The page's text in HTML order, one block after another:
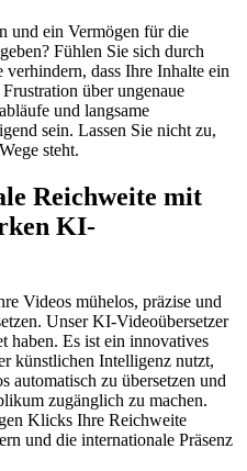
und ein Vermögen für die
Fühlen Sie sich durch
verhindern, dass Ihre Inhalte ein
über ungenaue
und langsame
sein. Lassen Sie nicht zu,
steht.
Reichweite mit
KI-
Videos mühelos, präzise und
Unser KI-Videoübersetzer
haben. Es ist ein innovatives
künstlichen Intelligenz nutzt,
automatisch zu übersetzen und
zugänglich zu machen.
Klicks Ihre Reichweite
und die internationale Präsenz